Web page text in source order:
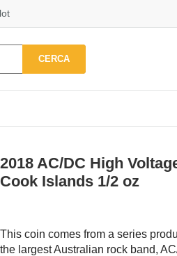
CERCA
2018 AC/DC High
Cook Islands 1/2 oz
This coin comes from a series
the largest Australian rock band,